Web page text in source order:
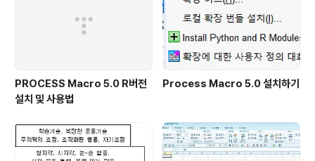
PROCESS Macro 5.0 R버전
설치 및 사용법
Process Macro 5.0 설치하기